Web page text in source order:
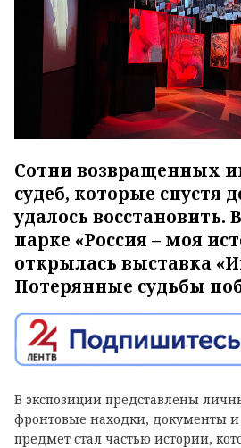
Сотни возвращенных
судеб, которые спустя
удалось восстановить.
парке «Россия – моя
открылась выставка
Потерянные судьбы
В экспозиции представлены
фронтовые находки, документы
предмет стал частью истории,